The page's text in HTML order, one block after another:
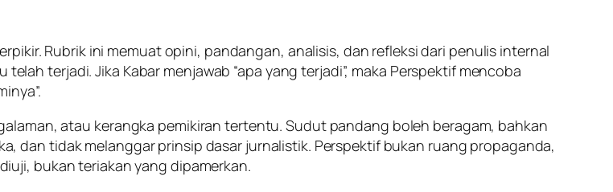
Rubrik ini memuat opini, pandangan, analisis, dan refleksi dari penulis internal
terjadi. Jika Kabar menjawab “apa yang terjadi”, maka Perspektif mencoba
atau kerangka pemikiran tertentu. Sudut pandang boleh beragam, bahkan
dan tidak melanggar prinsip dasar jurnalistik. Perspektif bukan ruang propaganda,
bukan teriakan yang dipamerkan.